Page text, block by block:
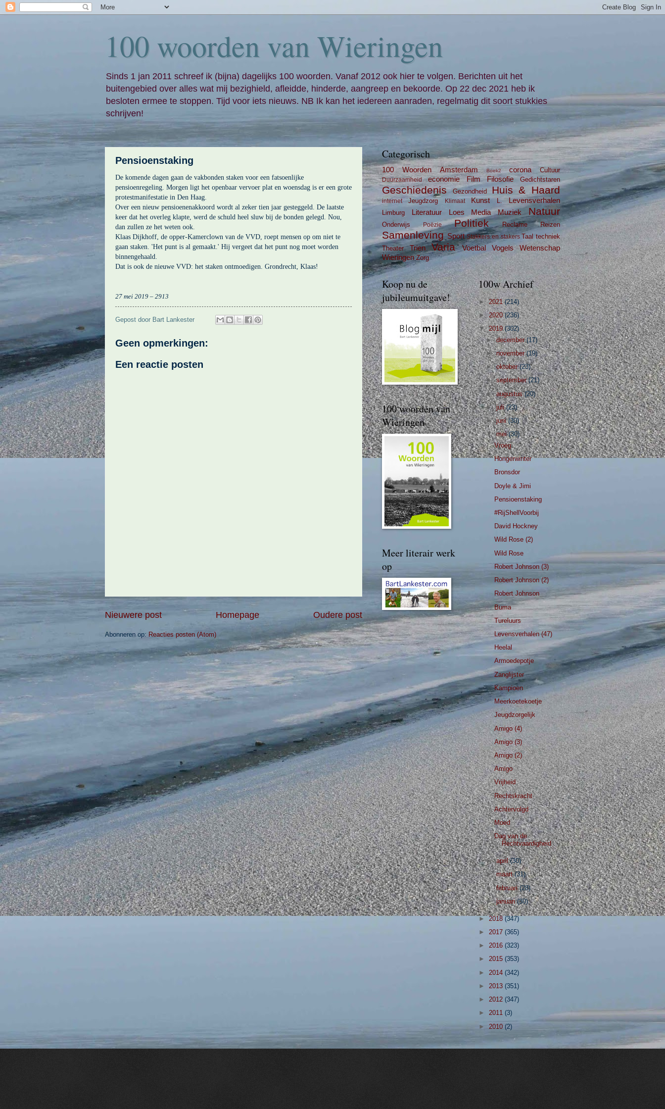
100 woorden van Wieringen
Sinds 1 jan 2011 schreef ik (bijna) dagelijks 100 woorden. Vanaf 2012 ook hier te volgen. Berichten uit het
buitengebied over alles wat mij bezighield, afleidde, hinderde, aangreep en bekoorde. Op 22 dec 2021 heb ik
besloten ermee te stoppen. Tijd voor iets nieuws. NB Ik kan het iedereen aanraden, regelmatig dit soort stukkies
schrijven!
Pensioenstaking
De komende dagen gaan de vakbonden staken voor een fatsoenlijke
pensioenregeling. Morgen ligt het openbaar vervoer plat en woensdag is er een grote
protestmanifestatie in Den Haag.
Over een nieuw pensioenenakkoord wordt al zeker tien jaar gesteggeld. De laatste
keer dat het overleg klapte, werd de schuld heel sluw bij de bonden gelegd. Nou,
dan zullen ze het weten ook.
Klaas Dijkhoff, de opper-Kamerclown van de VVD, roept mensen op om niet te
gaan staken. 'Het punt is al gemaakt.' Hij vergeet dat het punt nog moet worden
binnengehaald.
Dat is ook de nieuwe VVD: het staken ontmoedigen. Grondrecht, Klaas!
27 mei 2019 – 2913
Gepost door Bart Lankester
Geen opmerkingen:
Een reactie posten
Nieuwere post Oudere post
Homepage
Abonneren op: Reacties posten (Atom)
Categorisch
100 Woorden Amsterdam Boek2 corona Cultuur
Duurzaamheid economie Film Filosofie Gedichtstaren
Geschiedenis Gezondheid Huis & Haard
internet Jeugdzorg Klimaat Kunst L. Levensverhalen
Limburg Literatuur Loes Media Muziek Natuur
Onderwijs Poëzie Politiek Reclame Reizen
Samenleving Sport Stakkers en stakers Taal techniek
Theater
Trien Varia Voetbal Vogels
Wetenschap
Wieringen Zorg
Koop nu de
jubileumuitgave!
100 woorden van
Wieringen
Meer literair werk
op
100w Archief
►2021(214)
►2020(236)
▼2019(302)
►december(17)
►november(19)
►oktober(23)
►september(21)
►augustus(20)
►juli(23)
►juni(30)
▼mei(30)
Vroeg
Hongerwinter
Bronsdor
Doyle & Jimi
Pensioenstaking
#RijShellVoorbij
David Hockney
Wild Rose (2)
Wild Rose
Robert Johnson (3)
Robert Johnson (2)
Robert Johnson
Buma
Tureluurs
Levensverhalen (47)
Heelal
Armoedepotje
Zanglijster
Kampioen
Meerkoetekoetje
Jeugdzorgelijk
Amigo (4)
Amigo (3)
Amigo (2)
Amigo
Vrijheid
Rechtskracht
Achtervolgd
Moed
Dag van de
Rechtvaardigheid
►april(30)
►maart(31)
►februari(28)
►januari(30)
► 2018 (347)
► 2017 (365)
► 2016 (323)
► 2015 (353)
► 2014 (342)
► 2013 (351)
► 2012 (347)
► 2011 (3)
► 2010 (2)